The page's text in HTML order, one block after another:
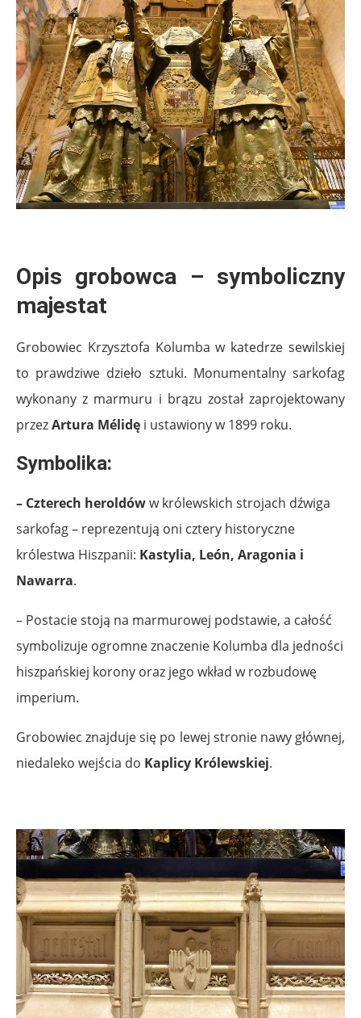
Opis grobowca – symboliczny
majestat
Grobowiec Krzysztofa Kolumba w katedrze sewilskiej
to prawdziwe dzieło sztuki. Monumentalny sarkofag
wykonany z marmuru i brązu został zaprojektowany
przezArtura Mélidę i ustawiony w 1899 roku.
Symbolika:
– Czterech heroldóww królewskich strojach dźwiga
sarkofag – reprezentują oni cztery historyczne
królestwa Hiszpanii: Kastylia, León, Aragonia i
Nawarra.
– Postacie stoją na marmurowej podstawie, a całość
symbolizuje ogromne znaczenie Kolumba dla jedności
hiszpańskiej korony oraz jego wkład w rozbudowę
imperium.
Grobowiec znajduje się po lewej stronie nawy głównej,
niedaleko wejścia do Kaplicy Królewskiej.